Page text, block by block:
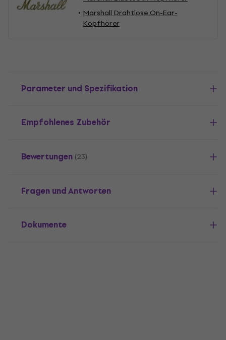
Marshall Drahtlose On-Ear-
Kopfhörer
Parameter und Spezifikation
Empfohlenes Zubehör
Bewertungen (23)
Fragen und Antworten
Dokumente